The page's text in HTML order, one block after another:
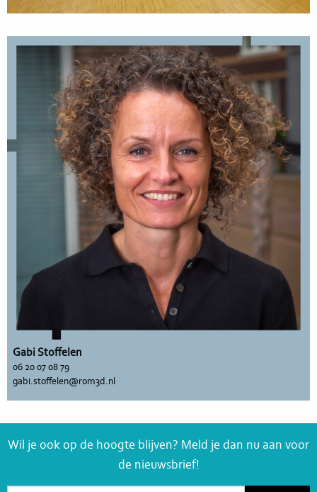
Gabi Stoffelen
06 20 07 08 79
gabi.stoffelen@rom3d.nl
Wil je ook op de hoogte blijven? Meld je dan nu aan voor
de nieuwsbrief!